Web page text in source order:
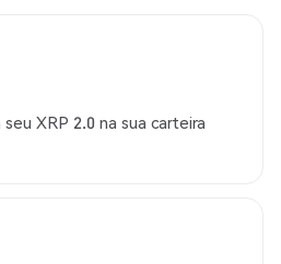
XRP 2.0 na sua carteira